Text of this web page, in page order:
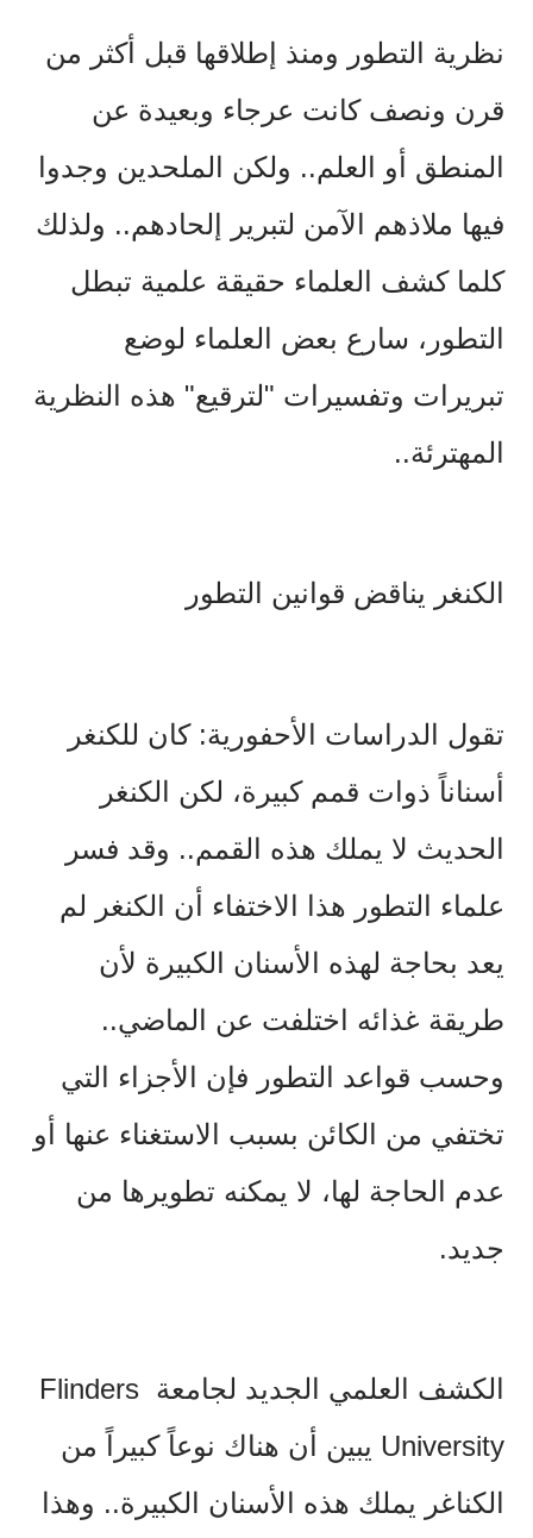
نظرية التطور ومنذ إطلاقها قبل أكثر من
قرن ونصف كانت عرجاء وبعيدة عن
المنطق أو العلم.. ولكن الملحدين وجدوا
فيها ملاذهم الآمن لتبرير إلحادهم.. ولذلك
كلما كشف العلماء حقيقة علمية تبطل
التطور، سارع بعض العلماء لوضع
تبريرات وتفسيرات "لترقيع" هذه النظرية
المهترئة..
الكنغر يناقض قوانين التطور
تقول الدراسات الأحفورية: كان للكنغر
أسناناً ذوات قمم كبيرة، لكن الكنغر
الحديث لا يملك هذه القمم.. وقد فسر
علماء التطور هذا الاختفاء أن الكنغر لم
يعد بحاجة لهذه الأسنان الكبيرة لأن
طريقة غذائه اختلفت عن الماضي..
وحسب قواعد التطور فإن الأجزاء التي
تختفي من الكائن بسبب الاستغناء عنها أو
عدم الحاجة لها، لا يمكنه تطويرها من
جديد.
الكشف العلمي الجديد لجامعة Flinders
University يبين أن هناك نوعاً كبيراً من
الكناغر يملك هذه الأسنان الكبيرة.. وهذا